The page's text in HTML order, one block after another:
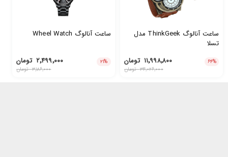
ساعت آنالوگ ThinkGeek مدل
تسلا
۶۴% ۱۱٬۹۹۸٬۸۰۰ تومان
۳۴٬۰۲۶٬۰۰۰تومان
ساعت آنالوگ Wheel Watch
۲۱% ۲٬۴۹۹٬۰۰۰ تومان
۳٬۱۸۶٬۰۰۰تومان